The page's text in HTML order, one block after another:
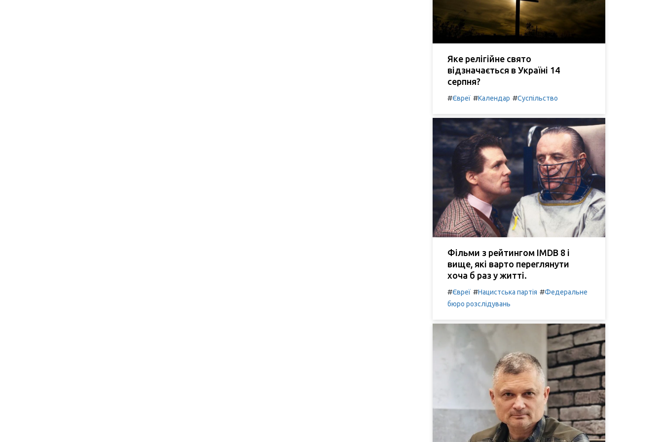
Яке релігійне свято
відзначається в Україні 14
серпня?
#Євреї #Календар #Суспільство
Фільми з рейтингом IMDB 8 і
вище, які варто переглянути
хоча б раз у житті.
#Євреї #Нацистська партія #Федеральне
бюро розслідувань